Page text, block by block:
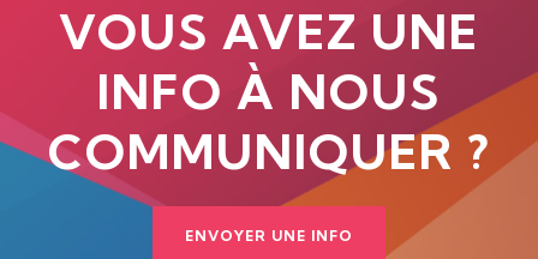
VOUS AVEZ UNE
INFO À NOUS
COMMUNIQUER ?
ENVOYER UNE INFO